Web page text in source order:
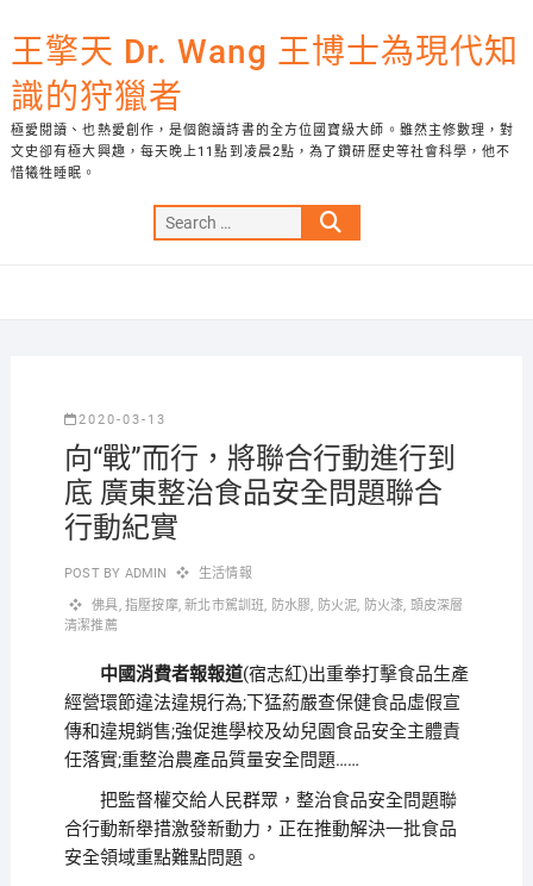
to
content
王擎天 Dr. Wang 王博士為現代知
識的狩獵者
極愛閱讀、也熱愛創作，是個飽讀詩書的全方位國寶級大師。雖然主修數理，對
文史卻有極大興趣，每天晚上11點到凌晨2點，為了鑽研歷史等社會科學，他不
惜犧牲睡眠。
Search
…
2020-03-13
向“戰”而行，將聯合行動進行到
底 廣東整治食品安全問題聯合
行動紀實
POST BY ADMIN 生活情報
佛具, 指壓按摩,新北市駕訓班, 防水膠, 防火泥, 防火漆, 頭皮深層
清潔推薦
中國消費者報報道(宿志紅)出重拳打擊食品生產
經營環節違法違規行為;下猛葯嚴查保健食品虛假宣
傳和違規銷售;強促進學校及幼兒園食品安全主體責
任落實;重整治農產品質量安全問題……
把監督權交給人民群眾，整治食品安全問題聯
合行動新舉措激發新動力，正在推動解決一批食品
安全領域重點難點問題。